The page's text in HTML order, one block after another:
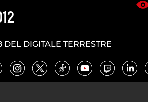
DIGITALE TERRESTRE